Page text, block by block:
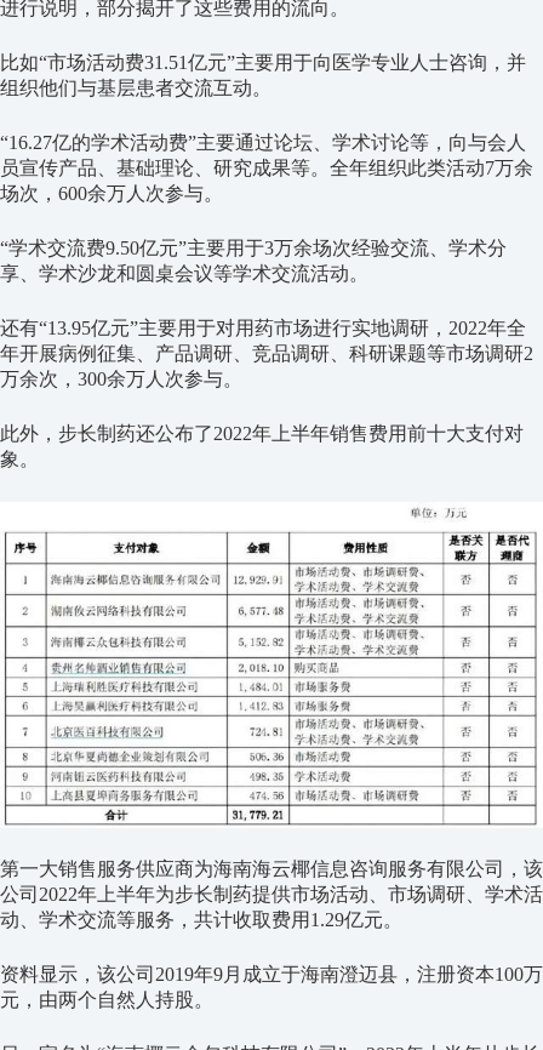
进行说明，部分揭开了这些费用的流向。
比如“市场活动费31.51亿元”主要用于向医学专业人士咨询，并
组织他们与基层患者交流互动。
“16.27亿的学术活动费”主要通过论坛、学术讨论等，向与会人
员宣传产品、基础理论、研究成果等。全年组织此类活动7万余
场次，600余万人次参与。
“学术交流费9.50亿元”主要用于3万余场次经验交流、学术分
享、学术沙龙和圆桌会议等学术交流活动。
还有“13.95亿元”主要用于对用药市场进行实地调研，2022年全
年开展病例征集、产品调研、竞品调研、科研课题等市场调研2
万余次，300余万人次参与。
此外，步长制药还公布了2022年上半年销售费用前十大支付对
象。
第一大销售服务供应商为海南海云椰信息咨询服务有限公司，该
公司2022年上半年为步长制药提供市场活动、市场调研、学术活
动、学术交流等服务，共计收取费用1.29亿元。
资料显示，该公司2019年9月成立于海南澄迈县，注册资本100万
元，由两个自然人持股。